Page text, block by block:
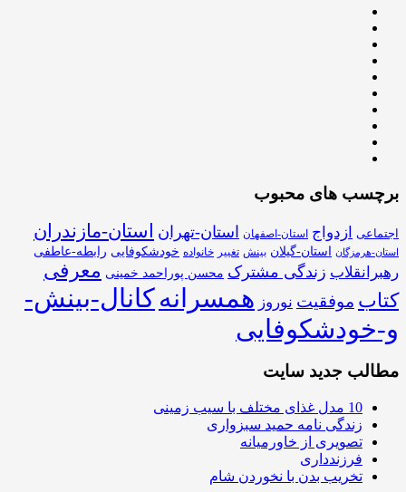
برچسب های محبوب
اجتماعی ازدواج استان-اصفهان استان-تهران استان-مازندران
استان-هرمزگان استان-گیلان بینش تغییر خانواده خودشکوفایی رابطه-عاطفی
رهبرانقلاب زندگی مشترک محسن پوراحمد خمینی معرفی
کتاب موفقیت نوروز همسرانهکانال-بینش-
و-خودشکوفایی
مطالب جدید سایت
10 مدل غذای مختلف با سیب زمینی
زندگی نامه حمید سبزواری
تصویری از خاورمیانه
فرزندداری
تخریب بدن با نخوردن شام